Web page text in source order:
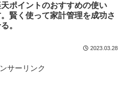
ポイントのおすすめの使い
賢く使って家計管理を成功さ
。
2023.03.28
サーリンク